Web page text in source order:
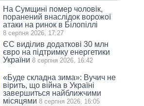
На Сумщині помер чоловік,
поранений внаслідок ворожої
атаки на ринок в Білопіллі
8 серпня 2026, 17:27
ЄС виділив додаткові 30 млн
євро на підтримку енергетики
України 8 серпня 2026, 16:42
«Буде складна зима»: Вучич не
вірить, що війна в Україні
завершиться найближчими
місяцями 8 серпня 2026, 16:05